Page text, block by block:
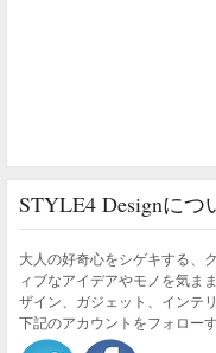
STYLE4 Designにつ
大人の好奇心をシゲキする、
ィブなアイデアやモノを気ま
ザイン、ガジェット、インテ
下記のアカウントをフォロー